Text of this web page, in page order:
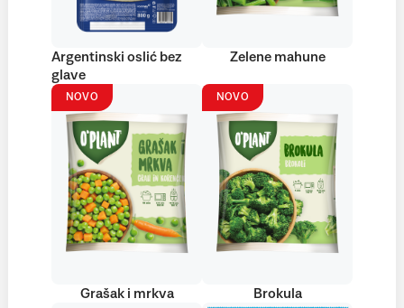
Argentinski oslić bez
glave
Zelene mahune
NOVO
Grašak i mrkva
NOVO
Brokula